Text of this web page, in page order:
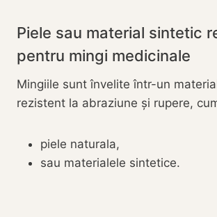
Piele sau material sintetic
pentru mingi medicinale
Mingiile sunt învelite într-un
rezistent la abraziune și rupere,
piele naturala,
sau materialele sintetice.